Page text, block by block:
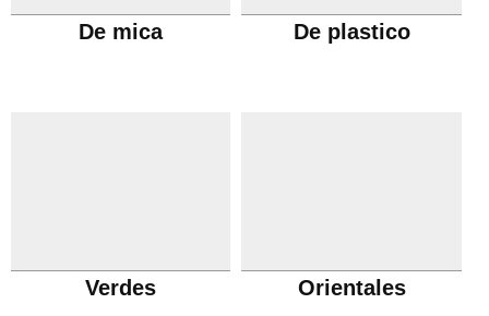
De mica De plastico
Verdes Orientales